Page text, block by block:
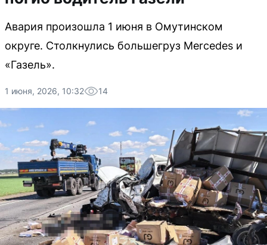
Авария произошла 1 июня в Омутинском
округе. Столкнулись большегруз Mercedes и
«Газель».
1 июня, 2026, 10:32 14